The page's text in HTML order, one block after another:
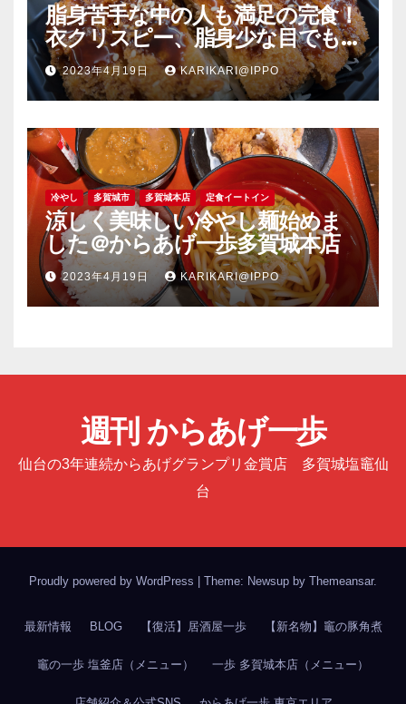
脂身苦手な中の人も満足の完食！
衣クリスピー、脂身少な目でも
旨い豚肉のソーストンカツ弁当
＠竈の一歩塩釜店
2023年4月19日 KARIKARI@IPPO
冷やし 多賀城市 多賀城本店 定食イートイン
涼しく美味しい冷やし麺始めま
した＠からあげ一歩多賀城本店
2023年4月19日 KARIKARI@IPPO
週刊 からあげ一歩
仙台の3年連続からあげグランプリ金賞店 多賀城塩竈仙
台
Proudly powered by WordPress | Theme: Newsup by Themeansar.
最新情報 BLOG 【復活】居酒屋一歩 【新名物】竈の豚角煮
竈の一歩 塩釜店（メニュー） 一歩 多賀城本店（メニュー）